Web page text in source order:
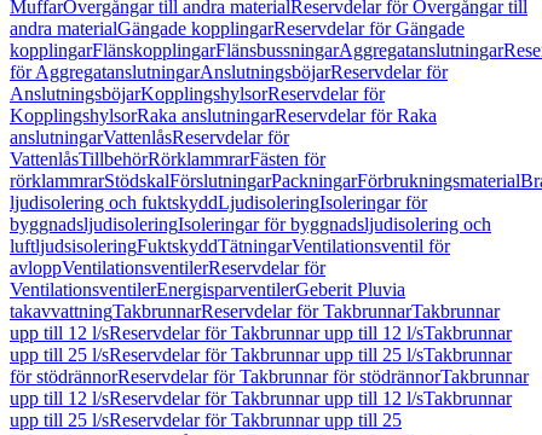
MuffarÖvergångar till andra materialReservdelar för Övergångar till
andra materialGängade kopplingarReservdelar för Gängade
kopplingarFlänskopplingarFlänsbussningarAggregatanslutningar
för AggregatanslutningarAnslutningsböjarReservdelar för
AnslutningsböjarKopplingshylsorReservdelar för
KopplingshylsorRaka anslutningarReservdelar för Raka
anslutningarVattenlåsReservdelar för
VattenlåsTillbehörRörklammrarFästen för
rörklammrarStödskalFörslutningarPackningarFörbrukningsmaterial
ljudisolering och fuktskyddLjudisoleringIsoleringar för
byggnadsljudisoleringIsoleringar för byggnadsljudisolering och
luftljudsisoleringFuktskyddTätningarVentilationsventil för
avloppVentilationsventilerReservdelar för
VentilationsventilerEnergisparventilerGeberit Pluvia
takavvattningTakbrunnarReservdelar för TakbrunnarTakbrunnar
upp till 12 l/sReservdelar för Takbrunnar upp till 12 l/sTakbrunnar
upp till 25 l/sReservdelar för Takbrunnar upp till 25 l/sTakbrunnar
för stödrännorReservdelar för Takbrunnar för stödrännorTakbrunnar
upp till 12 l/sReservdelar för Takbrunnar upp till 12 l/sTakbrunnar
upp till 25 l/sReservdelar för Takbrunnar upp till 25